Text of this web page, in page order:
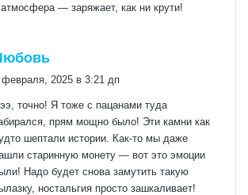
атмосфера — заряжает, как ни крути!
2025 в 3:21 дп
точно! Я тоже с пацанами туда
прям мощно было! Эти камни как
шептали истории. Как-то мы даже
старинную монету — вот это эмоции
Надо будет снова замутить такую
ностальгия просто зашкаливает!